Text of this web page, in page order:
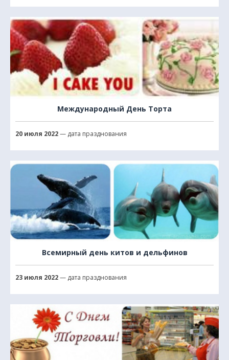
Международный День Торта
20 июля 2022— дата празднования
Всемирный день китов и дельфинов
23 июля 2022— дата празднования